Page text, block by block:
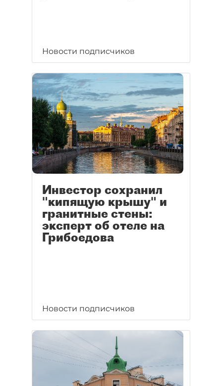
Новости подписчиков
Инвестор сохранил
"кипящую крышу" и
гранитные стены:
эксперт об отеле на
Грибоедова
Новости подписчиков